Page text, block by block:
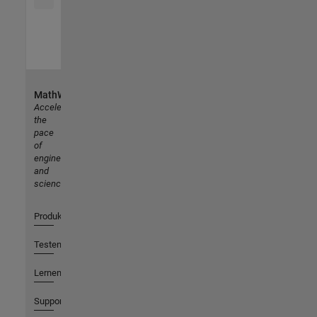
MathWorks
Accelerating
the
pace
of
engineering
and
science
Produkte
Testen oder Kaufen
Lernen
Support